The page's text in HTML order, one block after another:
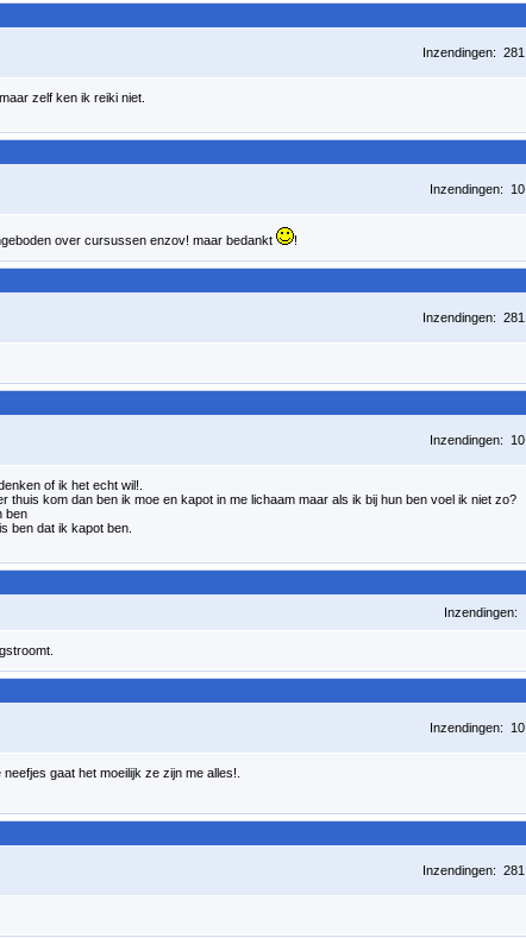
Inzendingen: 281
zelf ken ik reiki niet.
Inzendingen: 10
over cursussen enzov! maar bedankt !
Inzendingen: 281
Inzendingen: 10
of ik het echt wil!.
thuis kom dan ben ik moe en kapot in me lichaam maar als ik bij hun ben voel ik niet zo?
ben
ben dat ik kapot ben.
Inzendingen:
Inzendingen: 10
gaat het moeilijk ze zijn me alles!.
Inzendingen: 281